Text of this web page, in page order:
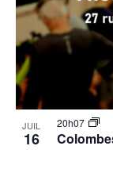
JUIL
16
20h07